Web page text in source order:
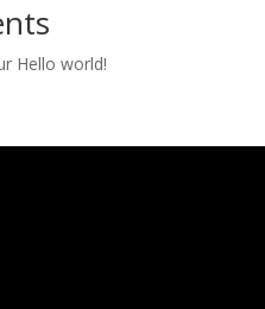
Hello world!